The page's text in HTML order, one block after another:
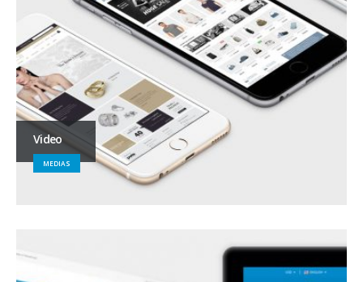
Video
MEDIAS